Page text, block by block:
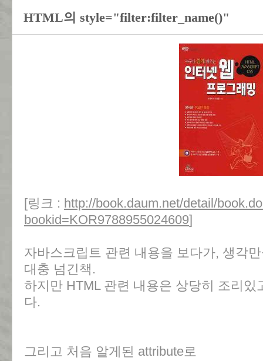
HTML의 style="filter:filter_name()"
[링크 : http://book.daum.net/detail/
bookid=KOR9788955024609]
자바스크립트 관련 내용을 보다가, 생각
대충 넘긴책.
하지만 HTML 관련 내용은 상당히 조리
다.
그리고 처음 알게된 attribute로